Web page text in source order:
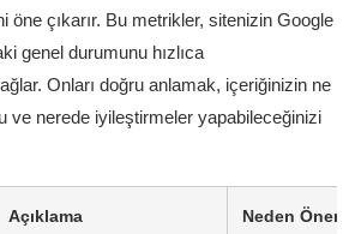
öne çıkarır. Bu metrikler, sitenizin Google
genel durumunu hızlıca
Onları doğru anlamak, içeriğinizin ne
ve nerede iyileştirmeler yapabileceğinizi
Açıklama Neden